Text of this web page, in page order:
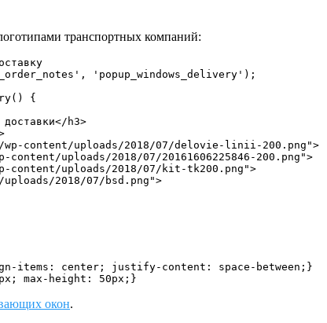
транспортных компаний:
'popup_windows_delivery');
{
items: center; justify-content: space-between;}
max-height: 50px;}
окон.